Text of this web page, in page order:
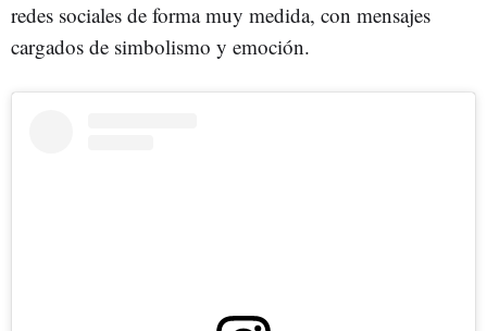
redes sociales de forma muy medida, con mensajes
cargados de simbolismo y emoción.